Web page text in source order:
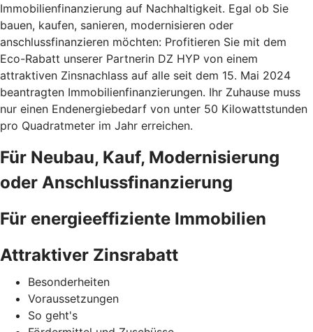
Immobilienfinanzierung auf Nachhaltigkeit. Egal ob Sie
bauen, kaufen, sanieren, modernisieren oder
anschlussfinanzieren möchten: Profitieren Sie mit dem
Eco-Rabatt unserer Partnerin DZ HYP von einem
attraktiven Zinsnachlass auf alle seit dem 15. Mai 2024
beantragten Immobilienfinanzierungen. Ihr Zuhause muss
nur einen Endenergiebedarf von unter 50 Kilowattstunden
pro Quadratmeter im Jahr erreichen.
Für Neubau, Kauf, Modernisierung
oder Anschlussfinanzierung
Für energieeffiziente Immobilien
Attraktiver Zinsrabatt
Besonderheiten
Voraussetzungen
So geht's